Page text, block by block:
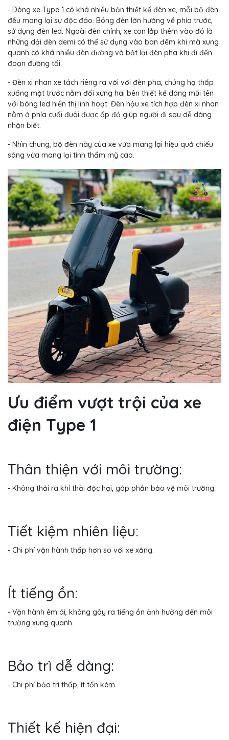
- Dòng xe Type 1 có khá nhiều bản thiết kế đèn xe, mỗi bộ đèn
đều mang lại sự độc đáo. Bóng đèn lớn hướng về phía trước,
sử dụng đèn led. Ngoài đèn chính, xe con lắp thêm vào đó là
những dải đèn demi có thể sử dụng vào ban đêm khi mà xung
quanh có khá nhiều đèn đường và bật lại đèn pha khi đi đến
đoạn đường tối.
- Đèn xi nhan xe tách riêng ra với với đèn pha, chúng hạ thấp
xuống mặt trước nằm đối xứng hai bên thiết kế dáng mũi tên
với bóng led hiển thị linh hoạt. Đèn hậu xe tích hợp đèn xi nhan
nằm ở phía cuối đuôi được ốp đỏ giúp người đi sau dễ dàng
nhận biết.
- Nhìn chung, bộ đèn này của xe vừa mang lại hiệu quả chiếu
sáng vừa mang lại tính thẩm mỹ cao.
Ưu điểm vượt trội của xe
điện Type 1
Thân thiện với môi trường:
- Không thải ra khí thải độc hại, góp phần bảo vệ môi trường.
Tiết kiệm nhiên liệu:
- Chi phí vận hành thấp hơn so với xe xăng.
Ít tiếng ồn:
- Vận hành êm ái, không gây ra tiếng ồn ảnh hưởng đến môi
trường xung quanh.
Bảo trì dễ dàng:
- Chi phí bảo trì thấp, ít tốn kém.
Thiết kế hiện đại: